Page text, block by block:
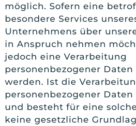
möglich. Sofern eine
besondere Services
Unternehmens über
in Anspruch nehmen
jedoch eine Verarbeitung
personenbezogener
werden. Ist die
personenbezogener
und besteht für eine
keine gesetzliche